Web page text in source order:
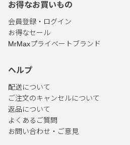
お得なお買いもの
会員登録・ログイン
お得なセール
MrMaxプライベートブランド
ヘルプ
配送について
ご注文のキャンセルについて
返品について
よくあるご質問
お問い合わせ・ご意見